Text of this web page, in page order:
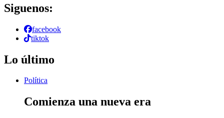
Siguenos:
facebook
tiktok
Lo último
Política
Comienza una nueva era